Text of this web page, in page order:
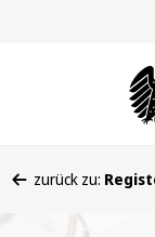
befinden
zurück zu: